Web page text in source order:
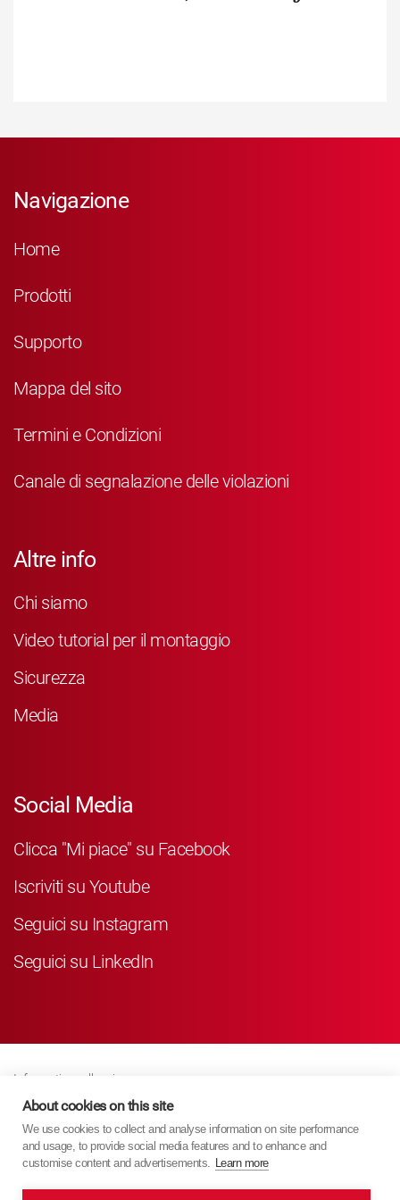
Navigazione
Home
Prodotti
Supporto
Mappa del sito
Termini e Condizioni
Canale di segnalazione delle violazioni
Altre info
Chi siamo
Video tutorial per il montaggio
Sicurezza
Media
Social Media
Clicca "Mi piace" su Facebook
Iscriviti su Youtube
Seguici su Instagram
Seguici su LinkedIn
Informativa sulla privacy
Business Partner Privacy
Politica Sui Cookie
Modern Slavery Act Policy
About cookies on this site
We use cookies to collect and analyse information on site performance
and usage, to provide social media features and to enhance and
customise content and advertisements. Learn more